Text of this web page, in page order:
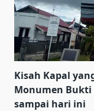
Kisah Kapal
Monumen Bukti
sampai hari ini